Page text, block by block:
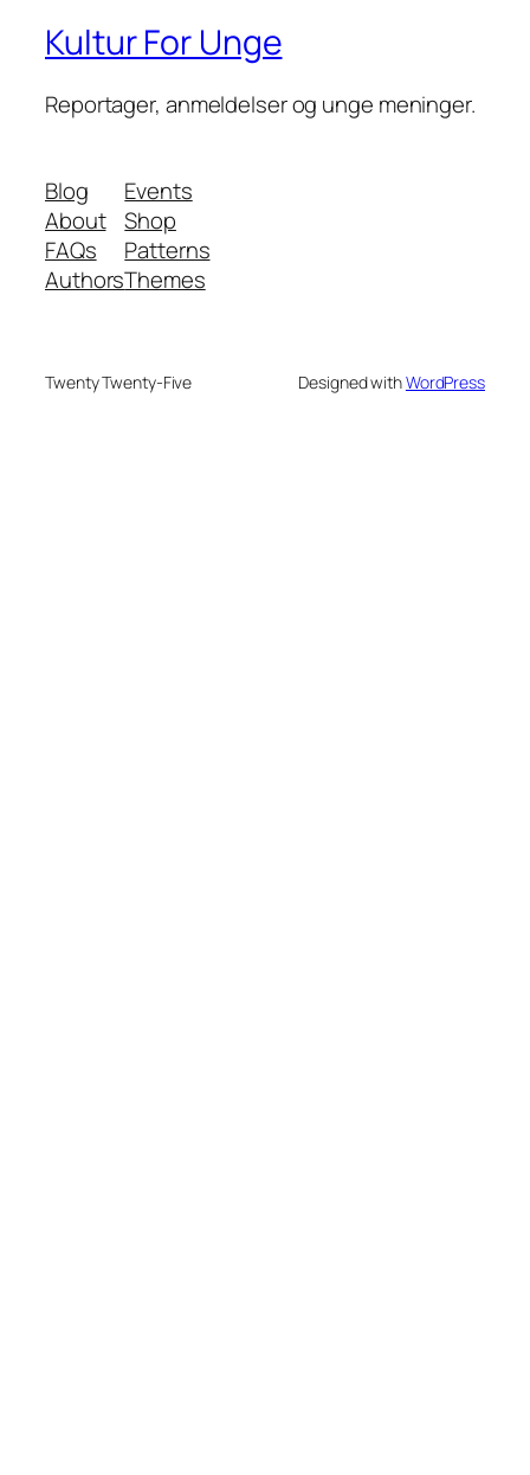
Kultur For Unge
Reportager, anmeldelser og unge meninger.
Blog
About
FAQs
Authors
Events
Shop
Patterns
Themes
Twenty Twenty-Five Designed withWordPress